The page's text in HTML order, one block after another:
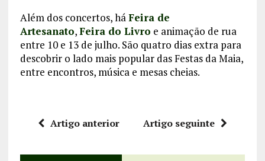
Além dos concertos, háFeira de
Artesanato,Feira do Livro e animação de rua
entre 10 e 13 de julho. São quatro dias extra para
descobrir o lado mais popular das Festas da Maia,
entre encontros, música e mesas cheias.
Artigo anterior Artigo seguinte